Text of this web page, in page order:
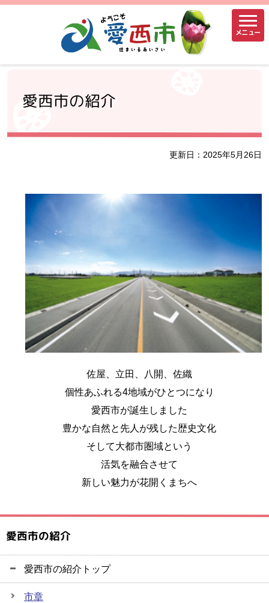
メニュー
愛西市の紹介
更新日：2025年5月26日
佐屋、立田、八開、佐織
個性あふれる4地域がひとつになり
愛西市が誕生しました
豊かな自然と先人が残した歴史文化
そして大都市圏域という
活気を融合させて
新しい魅力が花開くまちへ
愛西市の紹介
愛西市の紹介トップ
市章